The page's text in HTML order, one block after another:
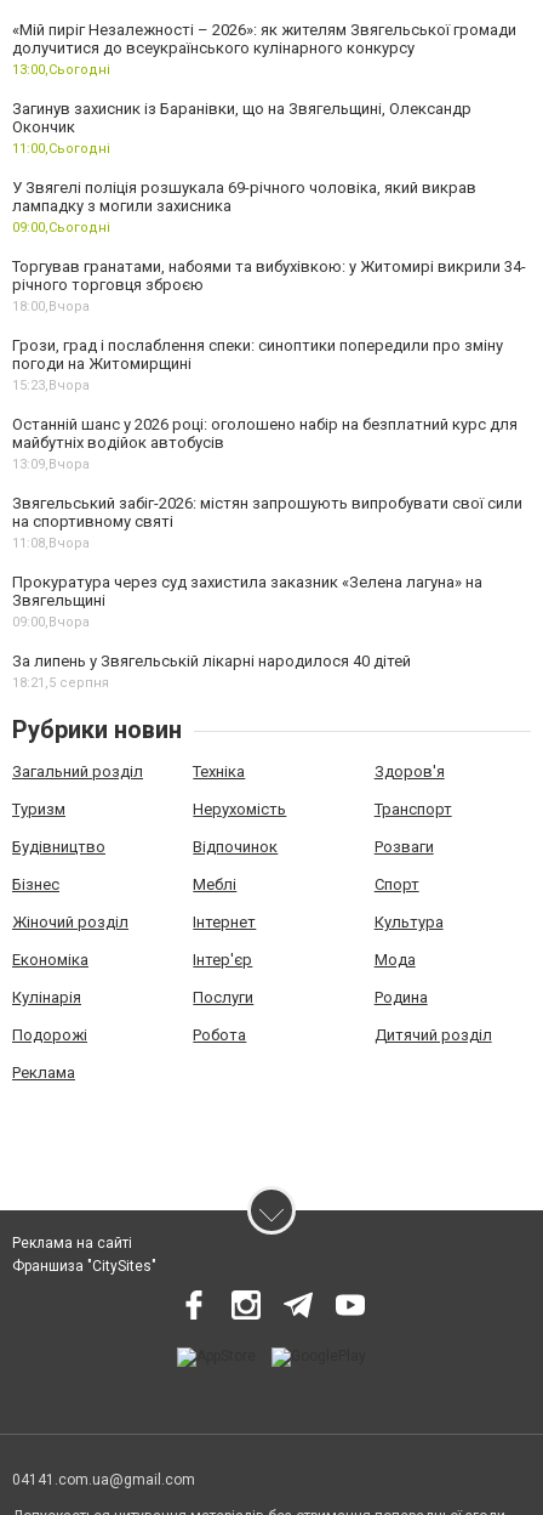
«Мій пиріг Незалежності – 2026»: як жителям Звягельської громади
долучитися до всеукраїнського кулінарного конкурсу
13:00,Сьогодні
Загинув захисник із Баранівки, що на Звягельщині, Олександр
Окончик
11:00,Сьогодні
У Звягелі поліція розшукала 69-річного чоловіка, який викрав
лампадку з могили захисника
09:00,Сьогодні
Торгував гранатами, набоями та вибухівкою: у Житомирі викрили 34-
річного торговця зброєю
18:00,Вчора
Грози, град і послаблення спеки: синоптики попередили про зміну
погоди на Житомирщині
15:23,Вчора
Останній шанс у 2026 році: оголошено набір на безплатний курс для
майбутніх водійок автобусів
13:09,Вчора
Звягельський забіг-2026: містян запрошують випробувати свої сили
на спортивному святі
11:08,Вчора
Прокуратура через суд захистила заказник «Зелена лагуна» на
Звягельщині
09:00,Вчора
За липень у Звягельській лікарні народилося 40 дітей
18:21,5 серпня
Рубрики новин
Загальний розділ Техніка Здоров'я
Туризм Нерухомість Транспорт
Будівництво Відпочинок Розваги
Бізнес Меблі Спорт
Жіночий розділ Інтернет Культура
Економіка Інтер'єр Мода
Кулінарія Послуги Родина
Подорожі Робота Дитячий розділ
Реклама
Реклама на сайті
Франшиза "CitySites"
04141.com.ua@gmail.com